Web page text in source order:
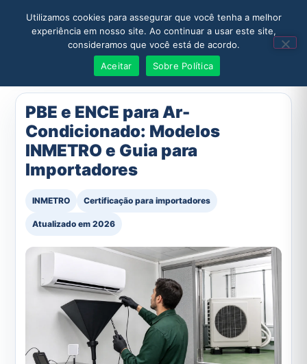
Solicitar Orçamento
PBE e ENCE para Ar-
Condicionado: Modelos
INMETRO e Guia para
Importadores
INMETRO Certificação para importadores
Atualizado em 2026
Utilizamos cookies para assegurar que você tenha a melhor
experiência em nosso site. Ao continuar a usar este site,
consideramos que você está de acordo.
Aceitar
Sobre Política